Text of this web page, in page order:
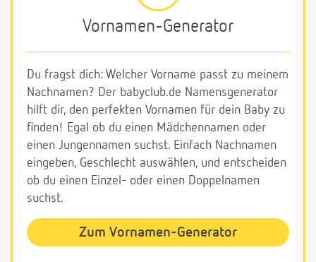
Vornamen-Generator
Du fragst dich: Welcher Vorname passt zu meinem
Nachnamen? Der babyclub.de Namensgenerator
hilft dir, den perfekten Vornamen für dein Baby zu
finden! Egal ob du einen Mädchennamen oder
einen Jungennamen suchst. Einfach Nachnamen
eingeben, Geschlecht auswählen, und entscheiden
ob du einen Einzel- oder einen Doppelnamen
suchst.
Zum Vornamen-Generator